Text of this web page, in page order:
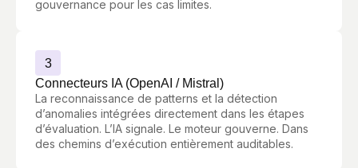
gouvernance pour les cas limites.
3
Connecteurs IA (OpenAI / Mistral)
La reconnaissance de patterns et la détection
d’anomalies intégrées directement dans les étapes
d’évaluation. L’IA signale. Le moteur gouverne. Dans
des chemins d’exécution entièrement auditables.